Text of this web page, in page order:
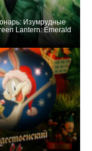
Изумрудные
Lantern: Emerald